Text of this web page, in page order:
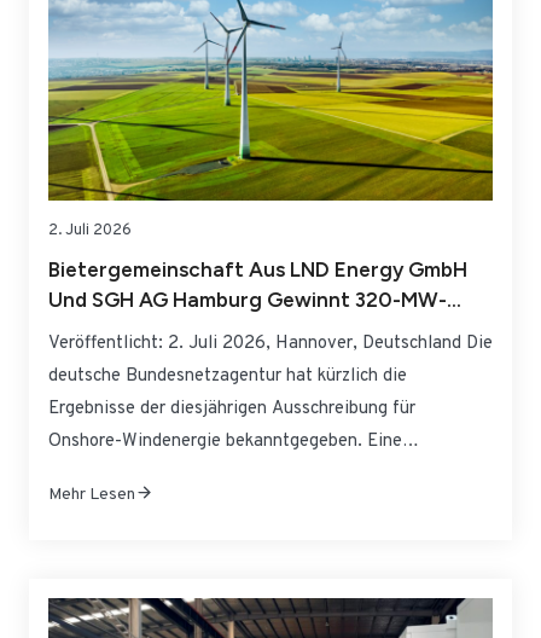
2. Juli 2026
Bietergemeinschaft Aus LND Energy GmbH
Und SGH AG Hamburg Gewinnt 320-MW-
Onshore-Windprojekt In Niedersachsen
Veröffentlicht: 2. Juli 2026, Hannover, Deutschland Die
deutsche Bundesnetzagentur hat kürzlich die
Ergebnisse der diesjährigen Ausschreibung für
Onshore-Windenergie bekanntgegeben. Eine
GmbH und der Hamburger Energiegesellschaft SGH AG
Gesamtleistung von 320 MW in Niedersachsen
Mehr Lesen